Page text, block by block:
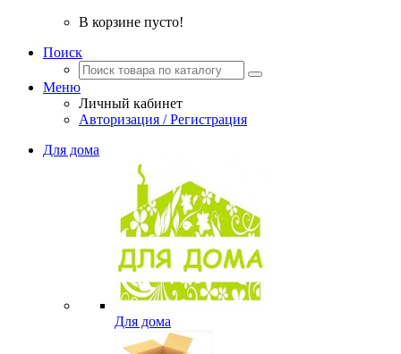
В корзине пусто!
Поиск
Меню
Личный кабинет
Авторизация / Регистрация
Для дома
Для дома